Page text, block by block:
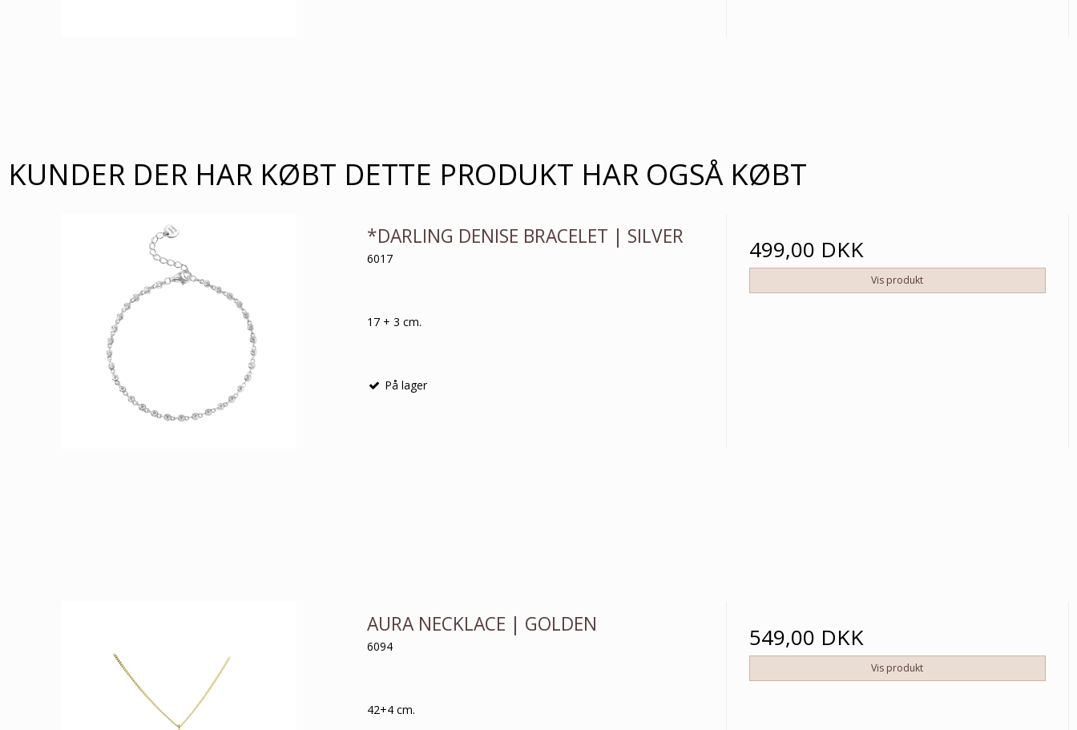
KUNDER DER HAR KØBT DETTE PRODUKT HAR OGSÅ KØBT
*DARLING DENISE BRACELET | SILVER
6017
17 + 3 cm.
På lager
499,00 DKK
Vis produkt
AURA NECKLACE | GOLDEN
6094
42+4 cm.
549,00 DKK
Vis produkt